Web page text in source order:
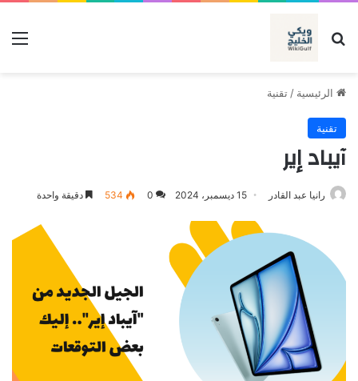
بحث عن
الرئيسية / تقنية
تقنية
آيباد إير
رانيا عبد القادر 15 ديسمبر، 2024 0
534 دقيقة واحدة